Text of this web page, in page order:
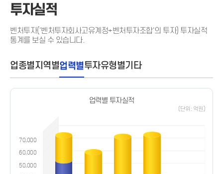
투자실적
벤처투자('벤처투자회사고유계정+벤처투자조합'의 투자) 투자실적
통계를 보실 수 있습니다.
업종별지역별업력별투자유형별기타
업력별 투자실적
(단위: 억원)